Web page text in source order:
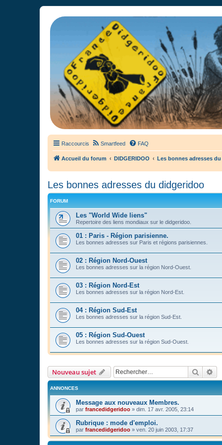
France Didgeridoo
Didgeridoo et Guimbarde sur France Didgeridoo - retrouvez la
Raccourcis Smartfeed FAQ
Accueil du forum DIDGERIDOO Les bonnes adresses
Les bonnes adresses du didgeridoo
FORUM
Les "World Wide liens"
Repertoire des liens mondiaux sur le didgeridoo.
01 : Paris - Région parisienne.
Les bonnes adresses sur Paris et régions parisiennes.
02 : Région Nord-Ouest
Les bonnes adresses sur la région Nord-Ouest.
03 : Région Nord-Est
Les bonnes adresses sur la région Nord-Est.
04 : Région Sud-Est
Les bonnes adresses sur la région Sud-Est.
05 : Région Sud-Ouest
Les bonnes adresses sur la région Sud-Ouest.
Nouveau sujet
ANNONCES
Message aux nouveaux Membres.
par francedidgeridoo » dim. 17 avr. 2005, 23:14
Rubrique : mode d'emploi.
par francedidgeridoo » ven. 20 juin 2003, 17:37